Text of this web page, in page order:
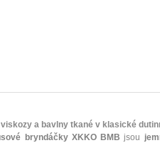
a bavlny tkané v klasické
bryndáčky XKKO BMB jsou